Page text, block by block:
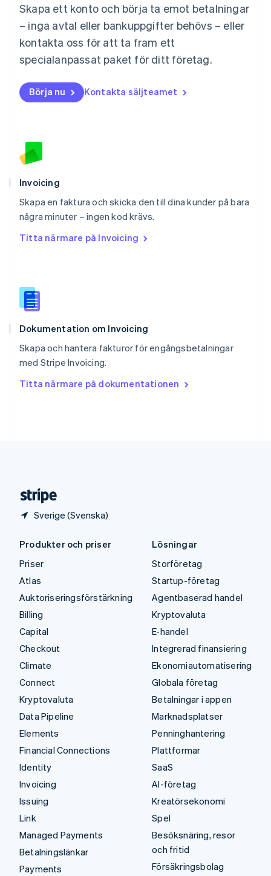
Skapa ett konto och börja ta emot betalningar
– inga avtal eller bankuppgifter behövs – eller
kontakta oss för att ta fram ett
specialanpassat paket för ditt företag.
Börja nu Kontakta säljteamet
Invoicing
Skapa en faktura och skicka den till dina kunder på bara
några minuter – ingen kod krävs.
Titta närmare på Invoicing
Dokumentation om Invoicing
Skapa och hantera fakturor för engångsbetalningar
med Stripe Invoicing.
Titta närmare på dokumentationen
Sverige (Svenska)
Mexiko
English
Nederländerna
NederlandsEnglish
Norge
Nya Zeeland
English
Polen
Português
Rumänien
Schweiz
Deutsch
Singapore
English 简体中文
English
Español
Storbritannien
Sverige
Thailand
ไทยEnglish
English
Produkter och priser
Priser
Atlas
Auktoriseringsförstärkning
Billing
Capital
Checkout
Climate
Connect
Kryptovaluta
Data Pipeline
Elements
Financial Connections
Identity
Invoicing
Issuing
Link
Managed Payments
Betalningslänkar
Payments
Lösningar
Storföretag
Startup-företag
Agentbaserad handel
Kryptovaluta
E-handel
Integrerad finansiering
Ekonomiautomatisering
Globala företag
Betalningar i appen
Marknadsplatser
Penninghantering
Plattformar
SaaS
AI-företag
Kreatörsekonomi
Spel
Besöksnäring, resor
och fritid
Försäkringsbolag